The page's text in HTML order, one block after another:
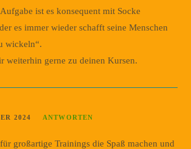
ist es konsequent mit Socke
es immer wieder schafft seine Menschen
wickeln“.
weiterhin gerne zu deinen Kursen.
2024 ANTWORTEN
großartige Trainings die Spaß machen und